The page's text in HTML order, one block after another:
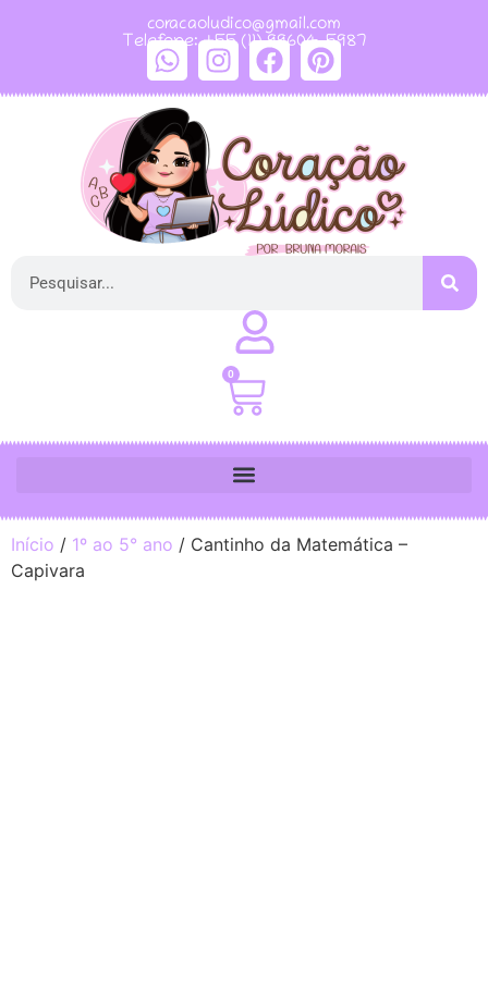
coracaoludico@gmail.com
Telefone: +55 (11) 99604-5987
0
Início / 1º ao 5° ano / Cantinho da Matemática –
Capivara